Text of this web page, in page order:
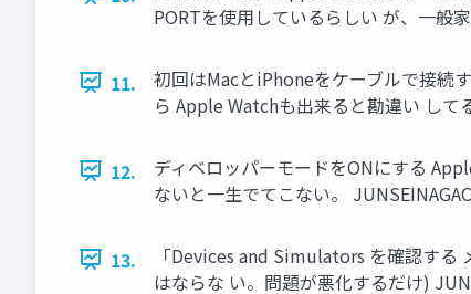
PORTを使用しているらしい が、一般
11.
初回はMacとiPhoneをケーブルで接続
ら Apple Watchも出来ると勘違い して
12.
ディベロッパーモードをONにする
ないと一生でてこない。
13.
「Devices and Simulators を確認す
はならな い。問題が悪化するだけ)